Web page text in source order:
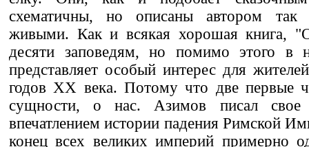
схематичны, но описаны автором так
живыми. Как и всякая хорошая книга,
десяти заповедям, но помимо этого в
представляет особый интерес для
годов XX века. Потому что две первые
сущности, о нас. Азимов писал свое
впечатлением истории падения Римской
конец всех великих империй примерно